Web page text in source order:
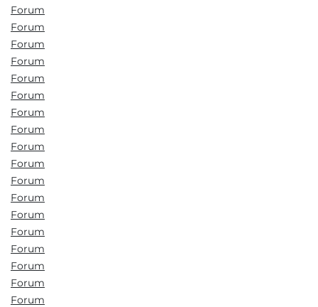
Forum
Forum
Forum
Forum
Forum
Forum
Forum
Forum
Forum
Forum
Forum
Forum
Forum
Forum
Forum
Forum
Forum
Forum